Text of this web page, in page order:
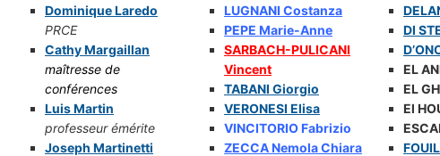
Dominique Laredo
PRCE
Cathy Margaillan
maîtresse de
conférences
Luis Martin
professeur émérite
Joseph Martinetti
LUGNANI Costanza
PEPE Marie-Anne
SARBACH-PULICANI
Vincent
TABANI Giorgio
VERONESI Elisa
VINCITORIO Fabrizio
ZECCA Nemola Chiara
DI
EL
EL
El